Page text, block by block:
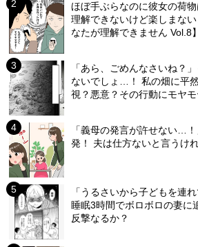
ほぼ手ぶらなのに彼女の荷
理解できないけど楽しまな
なたが理解できません Vol.8】
「あら、ごめんなさいね？
ないでしょ…！ 私の畑に平
視？悪意？その行動にモヤ
「義母の発言が許せない…
発！ 夫は仕方ないと言うけ
「うるさいから子どもを連
睡眠3時間でボロボロの妻
反撃なるか？